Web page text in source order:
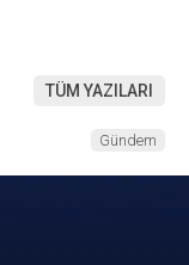
TÜM YAZILARI
Gündem